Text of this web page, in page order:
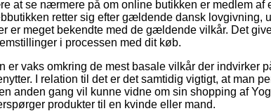
at se nærmere på om online butikken er medlem
retter sig efter gældende dansk lovgivning,
er meget bekendte med de gældende vilkår. Det
i processen med dit køb.
er vaks omkring de mest basale vilkår der indvirker
I relation til det er det samtidig vigtigt, at man
anden gang vil kunne vidne om sin shopping af
produkter til en kvinde eller mand.